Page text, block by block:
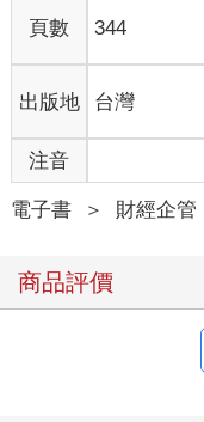
頁數 344
出版地 台灣
注音
電子書 ＞ 財經企管
商品評價